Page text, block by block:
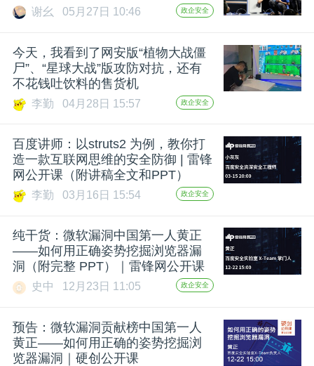
谢幺 05月27日 10:46 政企安全
今天，我看到了网安版“植物大战僵
尸”、“星球大战”版攻防对抗，还有
不花钱吐饮料的售货机
李勤 04月28日 15:57 政企安全
百度讲师：以struts2 为例，教你打
造一款互联网思维的安全防御 | 雷锋
网公开课（附讲稿全文和PPT）
李勤 03月16日 15:54 政企安全
纯干货：微软漏洞中国第一人黄正
——如何用正确姿势挖掘浏览器漏
洞（附完整 PPT）｜雷锋网公开课
史中 12月23日 11:05 政企安全
预告：微软漏洞贡献榜中国第一人
黄正——如何用正确的姿势挖掘浏
览器漏洞｜硬创公开课